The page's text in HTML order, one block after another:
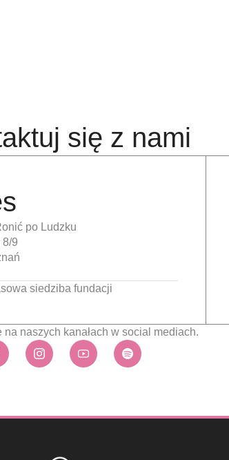
się z nami
po Ludzku
8/9
siedziba fundacji
na naszych kanałach w social mediach.